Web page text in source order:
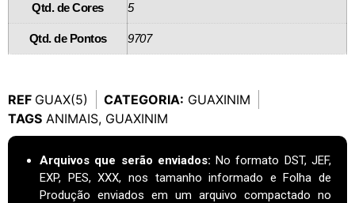
Qtd. de Cores 5
Qtd. de Pontos 9707
REF GUAX(5) CATEGORIA: GUAXINIM
TAGS ANIMAIS, GUAXINIM
Arquivos que serão enviados: No formato DST, JEF,
EXP, PES, XXX, nos tamanho informado e Folha de
Produção enviados em um arquivo compactado no